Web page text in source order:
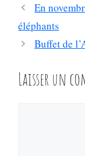
En
éléphants
Buffet de
Laisser un